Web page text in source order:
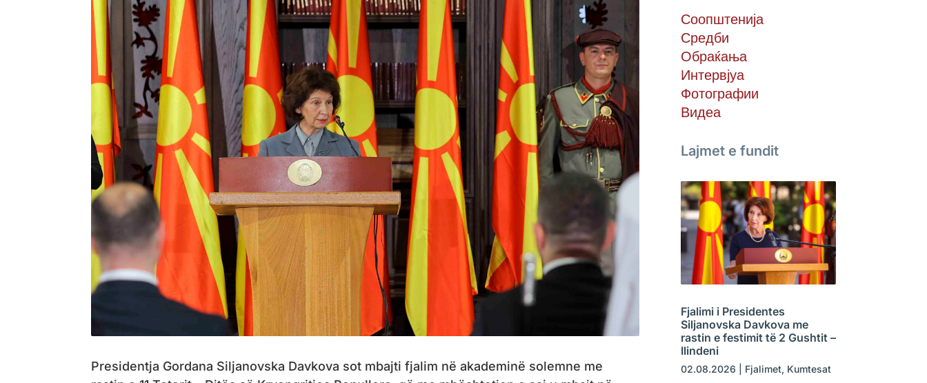
Presidentja Gordana Siljanovska Davkova sot mbajti fjalim në akademinë solemne me
Соопштенија
Средби
Обраќања
Интервјуа
Фотографии
Видеа
Lajmet e fundit
Fjalimi i Presidentes
Siljanovska Davkova me
rastin e festimit të 2 Gushtit –
Ilindeni
02.08.2026 Fjalimet, Kumtesat